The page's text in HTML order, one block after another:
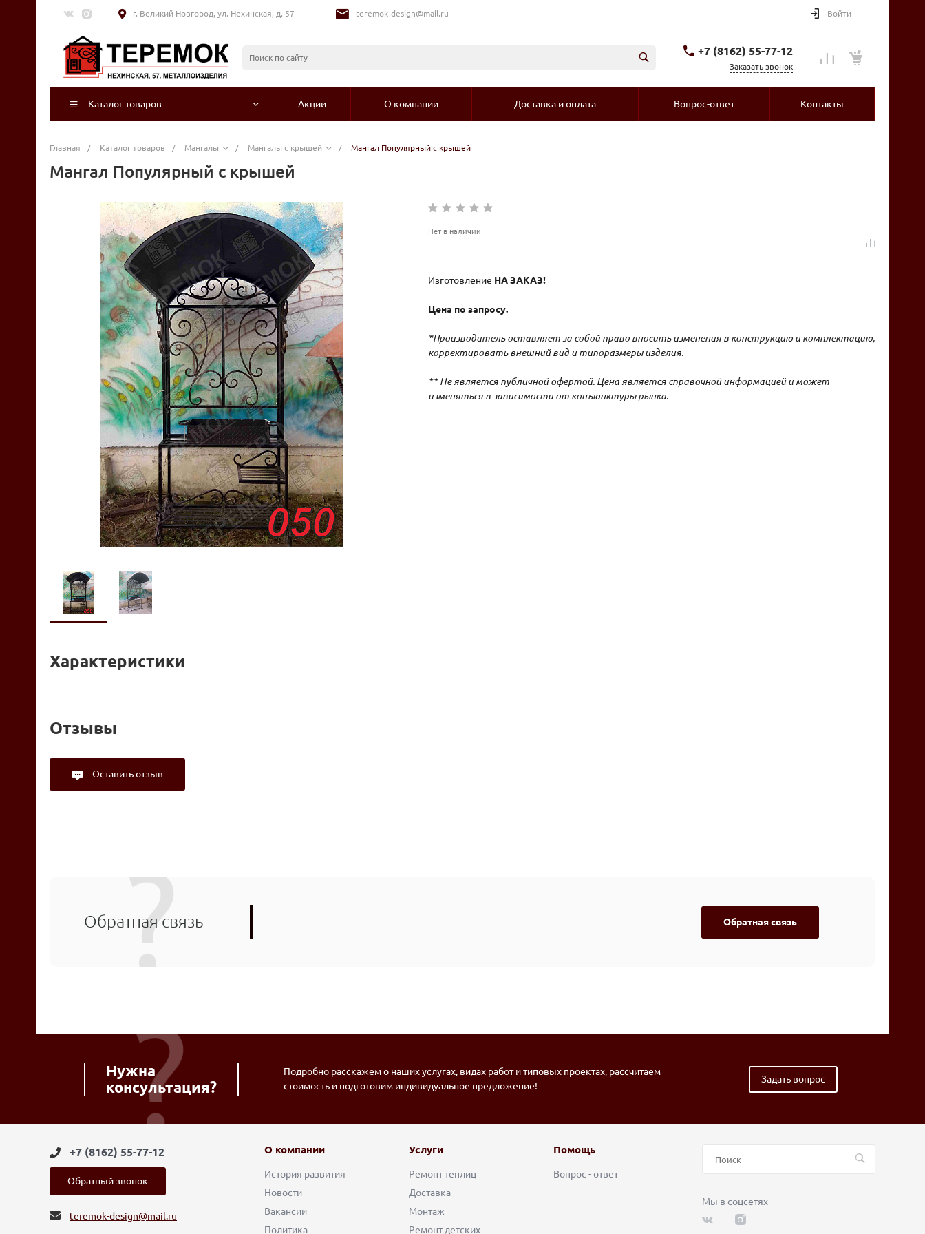
г. Великий Новгород, ул. Нехинская, д. 57 teremok-design@mail.ru Войти
+7 (8162) 55-77-12
Заказать звонок
Каталог товаров Акции О компании Доставка и оплата Вопрос-ответ Контакты
Главная / Каталог товаров / Мангалы / Мангалы с крышей / Мангал Популярный с крышей
Мангал Популярный с крышей
Нет в наличии
Изготовление НА ЗАКАЗ!
Цена по запросу.
*Производитель оставляет за собой право вносить изменения в конструкцию и комплектацию,
корректировать внешний вид и типоразмеры изделия.
** Не является публичной офертой. Цена является справочной информацией и может
изменяться в зависимости от конъюнктуры рынка.
Характеристики
Отзывы
Оставить отзыв
Обратная связь Обратная связь
Нужна
консультация?
Подробно расскажем о наших услугах, видах работ и типовых проектах, рассчитаем
стоимость и подготовим индивидуальное предложение!
Задать вопрос
+7 (8162) 55-77-12
Обратный звонок
teremok-design@mail.ru
О компании
История развития
Новости
Вакансии
Политика
Услуги
Ремонт теплиц
Доставка
Монтаж
Ремонт детских
Помощь
Вопрос - ответ
Мы в соцсетях